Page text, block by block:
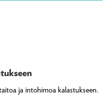
ja intohimoa kalastukseen.